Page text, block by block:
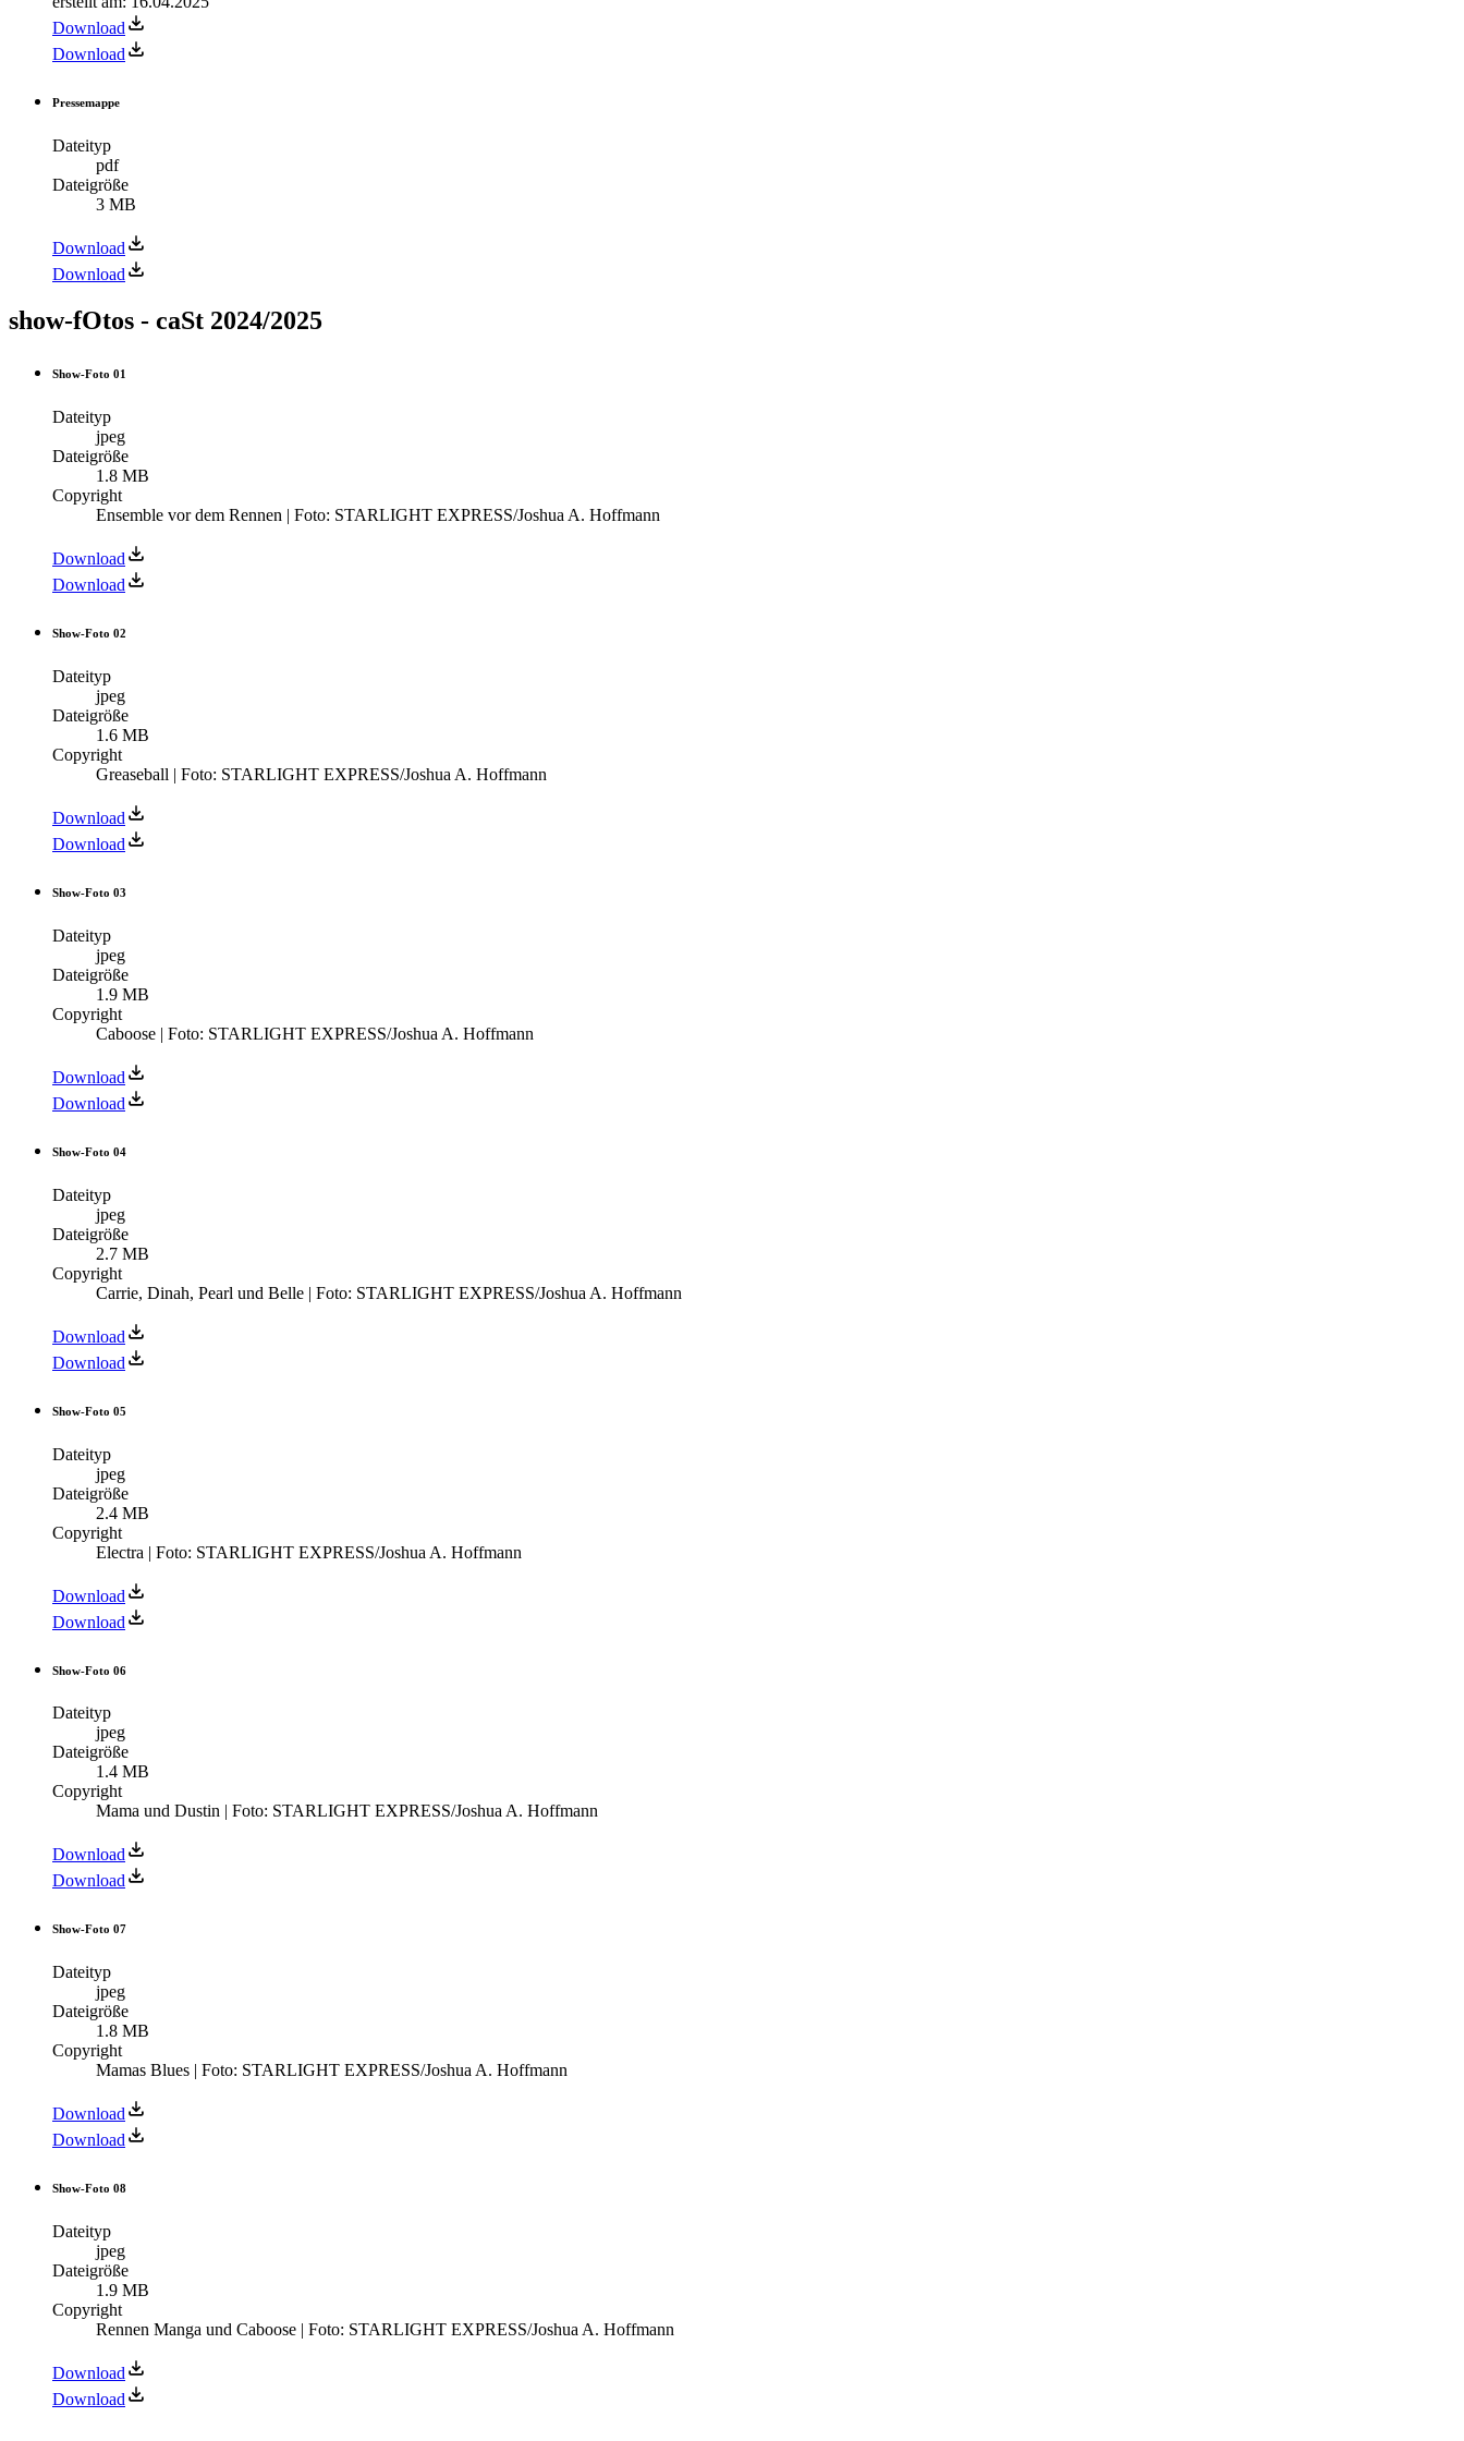
Download
Download
Pressemappe
Dateityp
pdf
Dateigröße
3 MB
Download
Download
show-fOtos - caSt 2024/2025
Show-Foto 01
Dateityp
jpeg
Dateigröße
1.8 MB
Copyright
Ensemble vor dem Rennen | Foto: STARLIGHT EXPRESS/Joshua A. Hoffmann
Download
Download
Show-Foto 02
Dateityp
jpeg
Dateigröße
1.6 MB
Copyright
Greaseball | Foto: STARLIGHT EXPRESS/Joshua A. Hoffmann
Download
Download
Show-Foto 03
Dateityp
jpeg
Dateigröße
1.9 MB
Copyright
Caboose | Foto: STARLIGHT EXPRESS/Joshua A. Hoffmann
Download
Download
Show-Foto 04
Dateityp
jpeg
Dateigröße
2.7 MB
Copyright
Carrie, Dinah, Pearl und Belle | Foto: STARLIGHT EXPRESS/Joshua A. Hoffmann
Download
Download
Show-Foto 05
Dateityp
jpeg
Dateigröße
2.4 MB
Copyright
Electra | Foto: STARLIGHT EXPRESS/Joshua A. Hoffmann
Download
Download
Show-Foto 06
Dateityp
jpeg
Dateigröße
1.4 MB
Copyright
Mama und Dustin | Foto: STARLIGHT EXPRESS/Joshua A. Hoffmann
Download
Download
Show-Foto 07
Dateityp
jpeg
Dateigröße
1.8 MB
Copyright
Mamas Blues | Foto: STARLIGHT EXPRESS/Joshua A. Hoffmann
Download
Download
Show-Foto 08
Dateityp
jpeg
Dateigröße
1.9 MB
Copyright
Rennen Manga und Caboose | Foto: STARLIGHT EXPRESS/Joshua A. Hoffmann
Download
Download